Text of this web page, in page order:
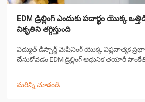
EDM డ్రిల్లింగ్ ఎందుకు పదార్థం యొక్క
వికృతిని తగ్గిస్తుంది
విద్యుత్ డిస్చార్జ్ మెషినింగ్ యొక్క విప్లవాత్మక
చేసుకోవడం EDM డ్రిల్లింగ్ ఆధునిక తయారీ
మరిన్ని చూడండి